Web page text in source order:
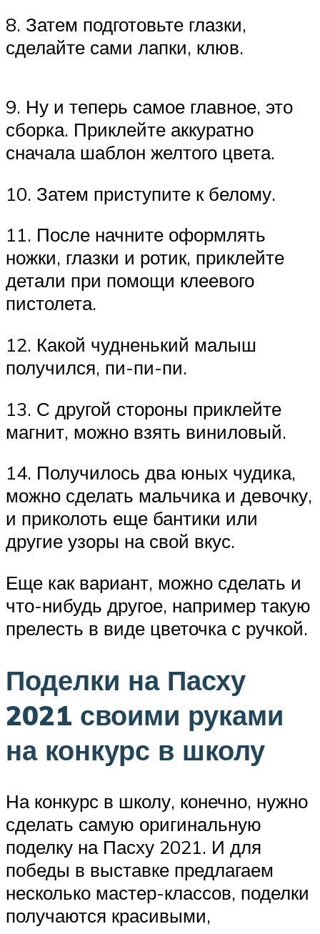
8. Затем подготовьте глазки,
сделайте сами лапки, клюв.
9. Ну и теперь самое главное, это
сборка. Приклейте аккуратно
сначала шаблон желтого цвета.
10. Затем приступите к белому.
11. После начните оформлять
ножки, глазки и ротик, приклейте
детали при помощи клеевого
пистолета.
12. Какой чудненький малыш
получился, пи-пи-пи.
13. С другой стороны приклейте
магнит, можно взять виниловый.
14. Получилось два юных чудика,
можно сделать мальчика и девочку,
и приколоть еще бантики или
другие узоры на свой вкус.
Еще как вариант, можно сделать и
что-нибудь другое, например такую
прелесть в виде цветочка с ручкой.
Поделки на Пасху
2021 своими руками
на конкурс в школу
На конкурс в школу, конечно, нужно
сделать самую оригинальную
поделку на Пасху 2021. И для
победы в выставке предлагаем
несколько мастер-классов, поделки
получаются красивыми,